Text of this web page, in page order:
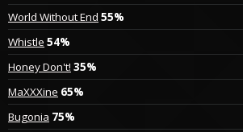
World Without End 55%
Whistle 54%
Honey Don't! 35%
MaXXXine 65%
Bugonia 75%